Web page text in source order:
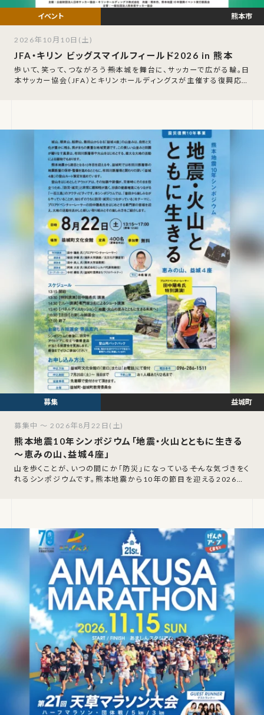
JFA・キリン ビッグスマイルフィールド2026 in 熊本
歩いて、笑って、つながろう――熊本城を舞台に、サッカーで広がる輪。日
本サッカー協会（JFA）とキリンホールディングスが主催する復興応援
熊本市
2026年10月10日(土)
熊本地震10年シンポジウム「地震・火山とともに生きる
～恵みの山、益城４座」
山を歩くことが、いつの間にか「防災」になっている――そんな気づきをく
れるシンポジウムです。熊本地震から10年の節目を迎える2026年8
益城町
募集中 ～ 2026年8月22日(土)